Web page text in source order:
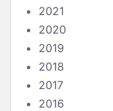
2021
2020
2019
2018
2017
2016